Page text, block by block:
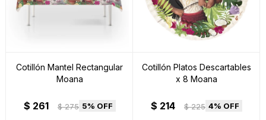
Cotillón Mantel Rectangular
Moana
$ 261 $ 275 5
Cotillón Platos Descartables
x 8 Moana
$ 214 $ 225 4